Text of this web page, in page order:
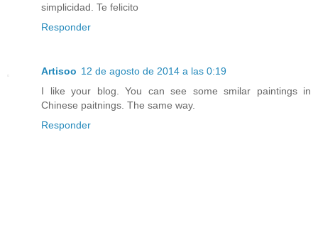
simplicidad. Te felicito
Responder
Artisoo 12 de agosto de 2014 a las 0:19
I like your blog. You can see some smilar paintings in
Chinese paitnings. The same way.
Responder